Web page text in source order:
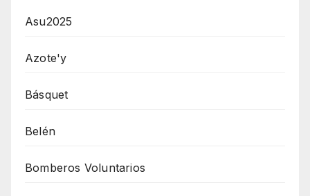
Asu2025
Azote'y
Básquet
Belén
Bomberos Voluntarios